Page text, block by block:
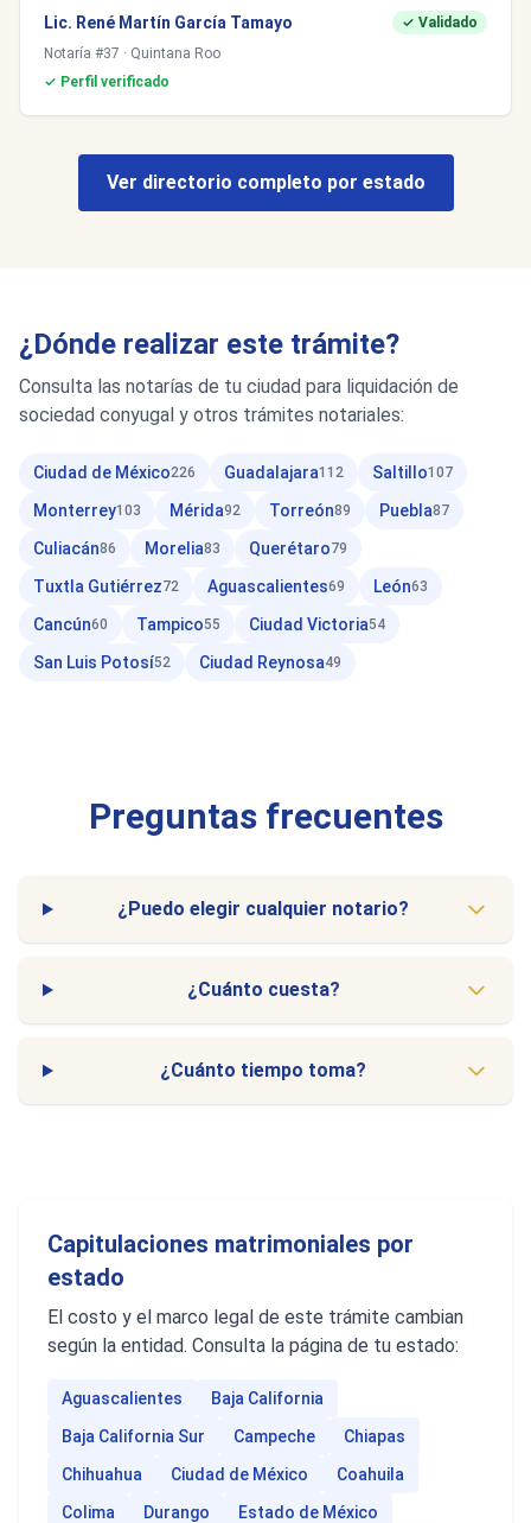
Lic. René Martín García Tamayo
✓ Validado
Notaría #37 · Quintana Roo
✓ Perfil verificado
Ver directorio completo por estado
¿Dónde realizar este trámite?
Consulta las notarías de tu ciudad para liquidación de
sociedad conyugal y otros trámites notariales:
Ciudad de México226 Guadalajara112 Saltillo107
Monterrey103 Mérida92 Torreón89 Puebla87
Culiacán86 Morelia83 Querétaro79
Tuxtla Gutiérrez72 Aguascalientes69 León63
Cancún60 Tampico55 Ciudad Victoria54
San Luis Potosí52 Ciudad Reynosa49
Preguntas frecuentes
¿Puedo elegir cualquier notario?
¿Cuánto cuesta?
¿Cuánto tiempo toma?
Capitulaciones matrimoniales por
estado
El costo y el marco legal de este trámite cambian
según la entidad. Consulta la página de tu estado:
Aguascalientes
Baja California
Baja California Sur
Campeche
Chiapas
Chihuahua
Ciudad de México
Coahuila
Colima
Durango
Estado de México